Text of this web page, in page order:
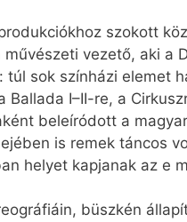
szokott
vezető, aki a
sok színházi elemet
I–II-re, a
beleíródott a
is remek táncos
helyet kapjanak az e
büszkén